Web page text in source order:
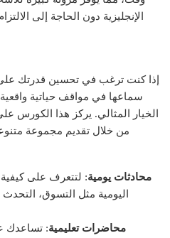
الإنجليزية دون الحاجة إلى
إذا كنت ترغب في تحسين قدرتك على
سماعها في مواقف حياتية
الخيار المثالي. يركز هذا الكورس
من خلال تقديم مجموعة
محادثات يومية: لتتعرف على كيفية
اليومية مثل التسوق، التحدث
محاضرات تعليمية: تساعدك